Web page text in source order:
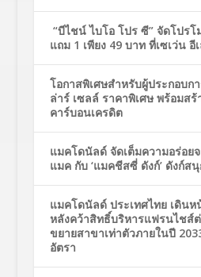
“บีไชน์ ไบโอ โปร ซี” จัดโปร
แถม 1 เพียง 49 บาท ที่เซเว่น อี
โอกาสพิเศษสำหรับผู้ประกอบก
ล่าร์ เซลล์ ราคาพิเศษ พร้อมสร้
คาร์บอนเครดิต
แมคโดนัลด์ จัดเต็มความอร่อย
แมค กับ ‘แมคชีสซี่ ดังก์’ ดังก์ส
แมคโดนัลด์ ประเทศไทย เดินห
หลังคว้าสิทธิ์บริหารแฟรนไชส์
ขยายสาขาเท่าตัวภายในปี
อัตรา